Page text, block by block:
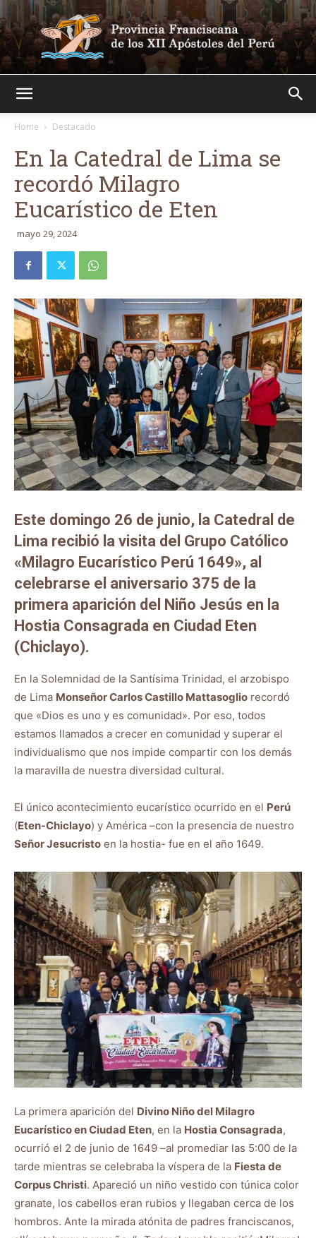
Home
Destacado
En la Catedral de Lima se
recordó Milagro
Eucarístico de Eten
mayo 29, 2024
Este domingo 26 de junio, la Catedral de
Lima recibió la visita del Grupo Católico
«Milagro Eucarístico Perú 1649», al
celebrarse el aniversario 375 de la
primera aparición del Niño Jesús en la
Hostia Consagrada en Ciudad Eten
(Chiclayo).
En la Solemnidad de la Santísima Trinidad, el arzobispo
de Lima Monseñor Carlos Castillo Mattasoglio recordó
que «Dios es uno y es comunidad». Por eso, todos
estamos llamados a crecer en comunidad y superar el
individualismo que nos impide compartir con los demás
la maravilla de nuestra diversidad cultural.
El único acontecimiento eucarístico ocurrido en el Perú
(Eten-Chiclayo) y América –con la presencia de nuestro
Señor Jesucristo en la hostia- fue en el año 1649.
La primera aparición del Divino Niño del Milagro
Eucarístico en Ciudad Eten, en la Hostia Consagrada,
ocurrió el 2 de junio de 1649 –al promediar las 5:00 de la
tarde mientras se celebraba la víspera de la Fiesta de
Corpus Christi. Apareció un niño vestido con túnica color
granate, los cabellos eran rubios y llegaban cerca de los
hombros. Ante la mirada atónita de padres franciscanos,